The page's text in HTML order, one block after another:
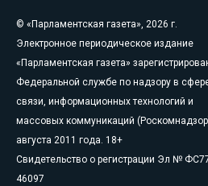
© «Парламентская газета», 2026 г.
Электронное периодическое издание
«Парламентская газета»
Федеральной службе по надзору в
связи, информационных технологий и
массовых коммуникаций
августа 2011 года. 18+
Свидетельство о регистрации Эл №
46097